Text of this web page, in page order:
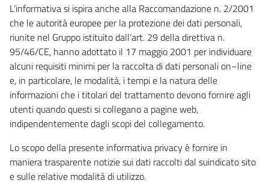
L’informativa si ispira anche alla Raccomandazione n. 2/2001
che le autorità europee per la protezione dei dati personali,
riunite nel Gruppo istituito dall’art. 29 della direttiva n.
95/46/CE, hanno adottato il 17 maggio 2001 per individuare
alcuni requisiti minimi per la raccolta di dati personali on–line
e, in particolare, le modalità, i tempi e la natura delle
informazioni che i titolari del trattamento devono fornire agli
utenti quando questi si collegano a pagine web,
indipendentemente dagli scopi del collegamento.
Lo scopo della presente informativa privacy è fornire in
maniera trasparente notizie sui dati raccolti dal suindicato sito
e sulle relative modalità di utilizzo.